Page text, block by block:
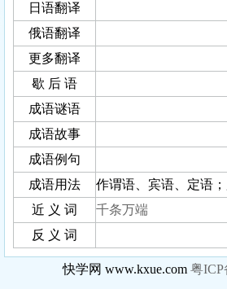
日语翻译
俄语翻译
更多翻译
歇 后 语
成语谜语
成语故事
成语例句
成语用法
作谓语、宾语、定语
近 义 词
千条万端
反 义 词
快学网 www.kxue.com 粤ICP